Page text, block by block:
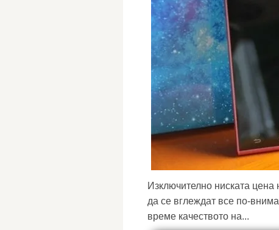
Изключително ниската
да се вглеждат все по-
време качеството на...